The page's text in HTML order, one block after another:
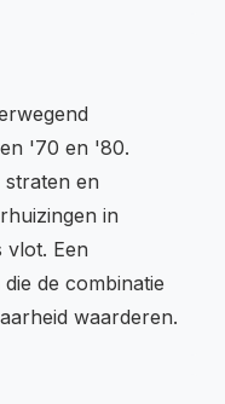
'70 en '80.
straten en
in
vlot. Een
de combinatie
waarderen.